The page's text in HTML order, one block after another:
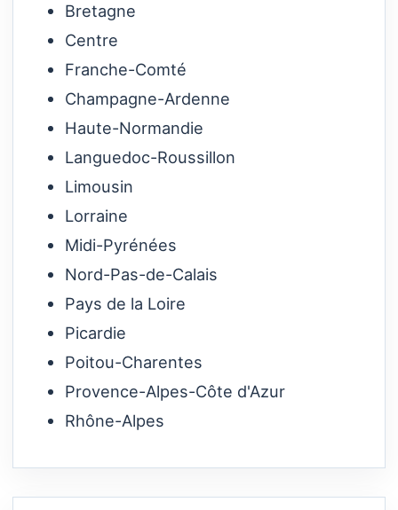
Bretagne
Centre
Franche-Comté
Champagne-Ardenne
Haute-Normandie
Languedoc-Roussillon
Limousin
Lorraine
Midi-Pyrénées
Nord-Pas-de-Calais
Pays de la Loire
Picardie
Poitou-Charentes
Provence-Alpes-Côte d'Azur
Rhône-Alpes